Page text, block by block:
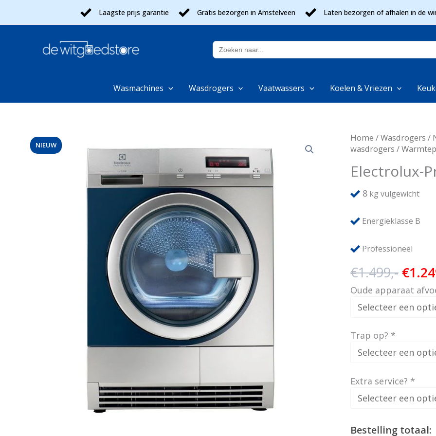
Laagste prijs garantie Gratis bezorgen in Amstelveen Laten bezorgen of afhalen in de
Zoek
naar:
Wasmachines Wasdrogers Vaatwassers Koelen & Vriezen
NIEUW
Home /Wasdrogers /
wasdrogers /
Electrolux-
8 kg vulgewicht
Energieklasse B
Professioneel
€1.499,-
prijs
was:
€
Oude apparaat
Trap op? *
Extra service? *
Bestelling totaal: